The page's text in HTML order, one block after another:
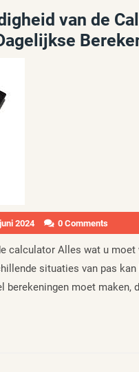
van de
2024 0 Comments
calculator Alles wat u
situaties van pas
berekeningen moet maken,